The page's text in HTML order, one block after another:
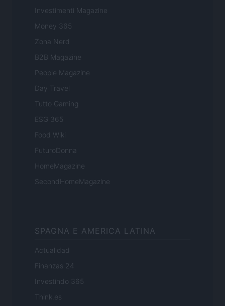
Investimenti Magazine
Money 365
Zona Nerd
B2B Magazine
People Magazine
Day Travel
Tutto Gaming
ESG 365
Food Wiki
FuturoDonna
HomeMagazine
SecondHomeMagazine
SPAGNA E AMERICA LATINA
Actualidad
Finanzas 24
Investindo 365
Think.es